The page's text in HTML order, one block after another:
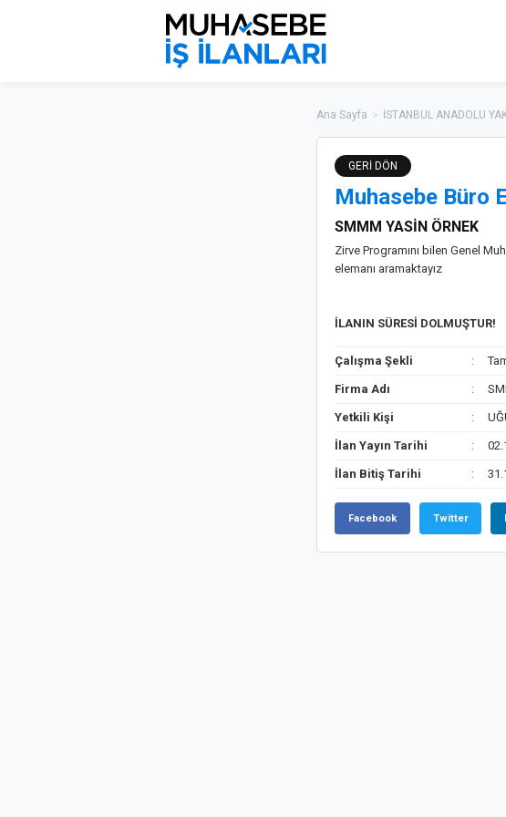
Ana Sayfa > İSTANBUL ANADOLU
GERİ DÖN
Muhasebe Büro
SMMM YASİN ÖRNEK
Zirve Programını bilen Genel
elemanı aramaktayız
İLANIN SÜRESİ DOLMUŞTUR!
Çalışma Şekli
Firma Adı
Yetkili Kişi
İlan Yayın Tarihi
İlan Bitiş Tarihi
Facebook Twitter